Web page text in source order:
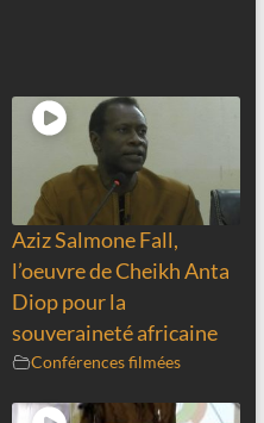
Aziz Salmone Fall,
l’oeuvre de Cheikh Anta
Diop pour la
souveraineté africaine
Conférences filmées